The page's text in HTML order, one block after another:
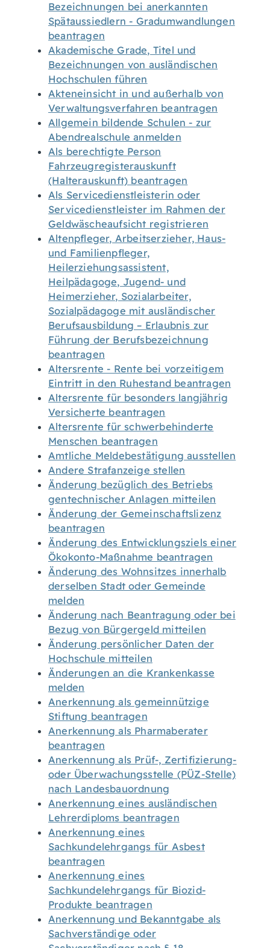
Bezeichnungen bei anerkannten
Spätaussiedlern - Gradumwandlungen
beantragen
Akademische Grade, Titel und
Bezeichnungen von ausländischen
Hochschulen führen
Akteneinsicht in und außerhalb von
Verwaltungsverfahren beantragen
Allgemein bildende Schulen - zur
Abendrealschule anmelden
Als berechtigte Person
Fahrzeugregisterauskunft
(Halterauskunft) beantragen
Als Servicedienstleisterin oder
Servicedienstleister im Rahmen der
Geldwäscheaufsicht registrieren
Altenpfleger, Arbeitserzieher, Haus-
und Familienpfleger,
Heilerziehungsassistent,
Heilpädagoge, Jugend- und
Heimerzieher, Sozialarbeiter,
Sozialpädagoge mit ausländischer
Berufsausbildung – Erlaubnis zur
Führung der Berufsbezeichnung
beantragen
Altersrente - Rente bei vorzeitigem
Eintritt in den Ruhestand beantragen
Altersrente für besonders langjährig
Versicherte beantragen
Altersrente für schwerbehinderte
Menschen beantragen
Amtliche Meldebestätigung ausstellen
Andere Strafanzeige stellen
Änderung bezüglich des Betriebs
gentechnischer Anlagen mitteilen
Änderung der Gemeinschaftslizenz
beantragen
Änderung des Entwicklungsziels einer
Ökokonto-Maßnahme beantragen
Änderung des Wohnsitzes innerhalb
derselben Stadt oder Gemeinde
melden
Änderung nach Beantragung oder bei
Bezug von Bürgergeld mitteilen
Änderung persönlicher Daten der
Hochschule mitteilen
Änderungen an die Krankenkasse
melden
Anerkennung als gemeinnützige
Stiftung beantragen
Anerkennung als Pharmaberater
beantragen
Anerkennung als Prüf-, Zertifizierung-
oder Überwachungsstelle (PÜZ-Stelle)
nach Landesbauordnung
Anerkennung eines ausländischen
Lehrerdiploms beantragen
Anerkennung eines
Sachkundelehrgangs für Asbest
beantragen
Anerkennung eines
Sachkundelehrgangs für Biozid-
Produkte beantragen
Anerkennung und Bekanntgabe als
Sachverständige oder